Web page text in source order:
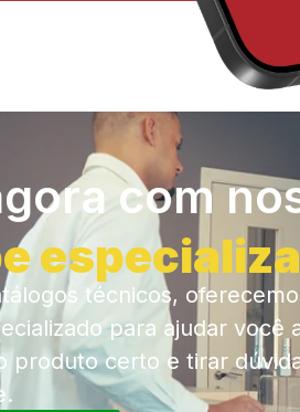
com
técnicos,
para ajudar você
produto certo e tirar